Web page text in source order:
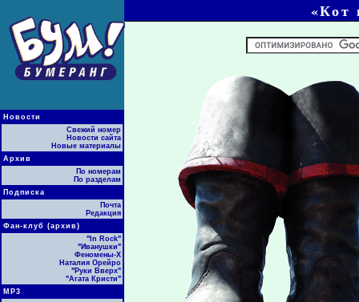
Новости
Свежий номер
Новости сайта
Новые материалы
Архив
По номерам
По разделам
Подписка
Почта
Редакция
Фан-клуб (архив)
"In Rock"
"Иванушки"
Феномены-Х
Наталия Орейро
"Руки Вверх"
"Агата Кристи"
МР3
«Кот